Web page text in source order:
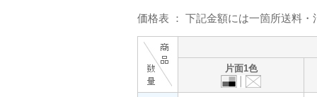
価格表 ： 下記金額には一箇所送料
片面1色